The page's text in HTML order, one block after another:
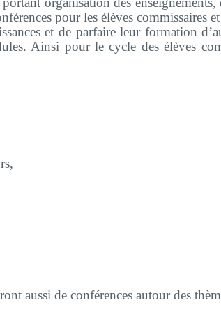
pour les élèves commissaires
et de parfaire leur formation
Ainsi pour le cycle des élèves
aussi de conférences autour des